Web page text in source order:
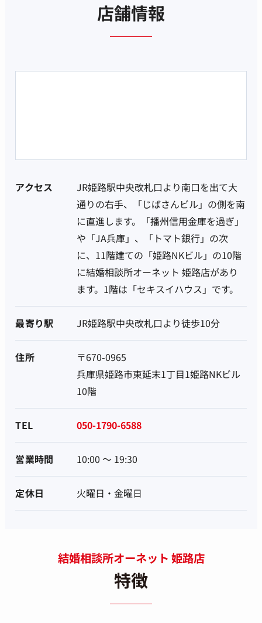
店舗情報
アクセス
JR姫路駅中央改札口より南口を出て大
通りの右手、「じばさんビル」の側を南
に直進します。「播州信用金庫を過ぎ」
や「JA兵庫」、「トマト銀行」の次
に、11階建ての「姫路NKビル」の10階
に結婚相談所オーネット 姫路店があり
ます。1階は「セキスイハウス」です。
最寄り駅 JR姫路駅中央改札口より徒歩10分
住所
〒670-0965
兵庫県姫路市東延末1丁目1姫路NKビル
10階
TEL 050-1790-6588
営業時間 10:00 ～ 19:30
定休日 火曜日・金曜日
結婚相談所オーネット 姫路店
特徴